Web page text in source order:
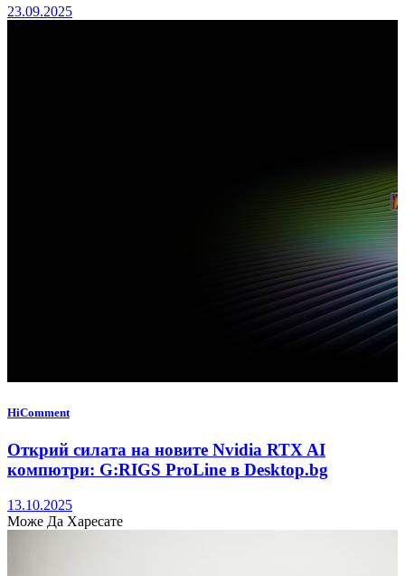
23.09.2025
HiComment
Открий силата на новите Nvidia RTX AI
компютри: G:RIGS ProLine в Desktop.bg
13.10.2025
Може Да Харесате